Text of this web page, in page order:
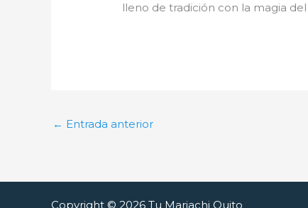
lleno de tradición con la magia
← Entrada anterior
Copyright © 2026 Tu Mariachi Quito